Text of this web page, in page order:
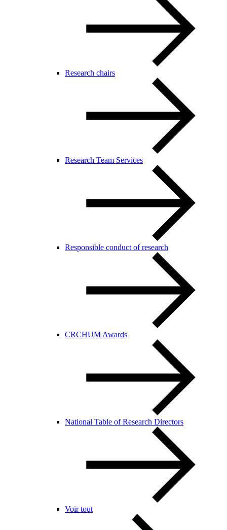
Research chairs
Research Team Services
Responsible conduct of research
CRCHUM Awards
National Table of Research Directors
Voir tout